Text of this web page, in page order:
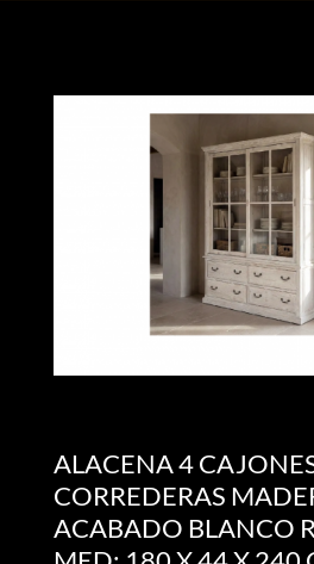
ALACENA 4
CORREDERAS
ACABADO BLANCO